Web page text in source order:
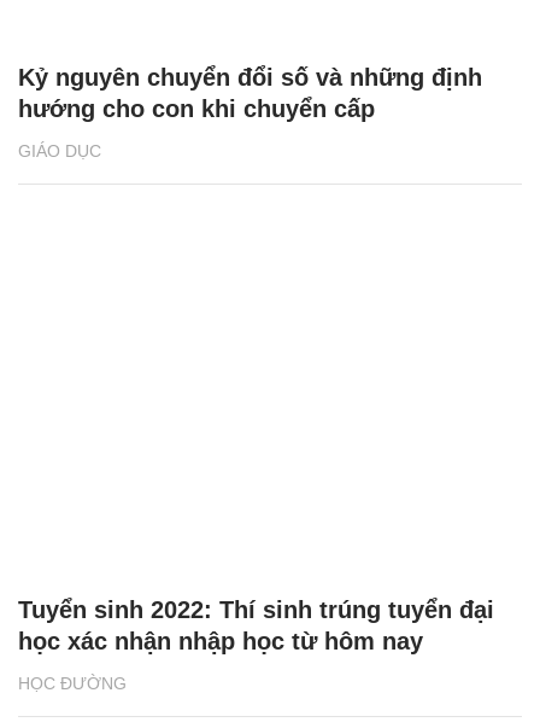
GIÁO DỤC
Kỷ nguyên chuyển đổi số và những định
hướng cho con khi chuyển cấp
HỌC ĐƯỜNG
Tuyển sinh 2022: Thí sinh trúng tuyển đại
học xác nhận nhập học từ hôm nay